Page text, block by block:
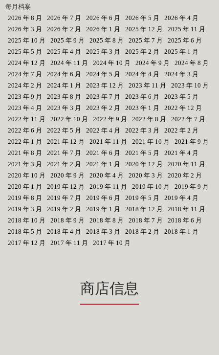
每月档案
2026 年 8 月
2026 年 7 月 2026 年 6 月 2026 年 5 月
2026 年 4 月
2026 年 3 月
2026 年 2 月 2026 年 1 月 2025 年 12 月
2025 年 11 月
2025 年 10 月
2025 年 9 月 2025 年 8 月 2025 年 7 月
2025 年 6 月
2025 年 5 月
2025 年 4 月 2025 年 3 月 2025 年 2 月
2025 年 1 月
2024 年 12 月
2024 年 11 月 2024 年 10 月 2024 年 9 月
2024 年 8 月
2024 年 7 月
2024 年 6 月 2024 年 5 月 2024 年 4 月
2024 年 3 月
2024 年 2 月
2024 年 1 月 2023 年 12 月 2023 年 11 月
2023 年 10 月
2023 年 9 月
2023 年 8 月 2023 年 7 月 2023 年 6 月
2023 年 5 月
2023 年 4 月
2023 年 3 月 2023 年 2 月 2023 年 1 月
2022 年 12 月
2022 年 11 月
2022 年 10 月 2022 年 9 月 2022 年 8 月
2022 年 7 月
2022 年 6 月
2022 年 5 月 2022 年 4 月 2022 年 3 月
2022 年 2 月
2022 年 1 月
2021 年 12 月 2021 年 11 月 2021 年 10 月
2021 年 9 月
2021 年 8 月
2021 年 7 月 2021 年 6 月 2021 年 5 月
2021 年 4 月
2021 年 3 月
2021 年 2 月 2021 年 1 月 2020 年 12 月
2020 年 11 月
2020 年 10 月
2020 年 9 月 2020 年 4 月 2020 年 3 月
2020 年 2 月
2020 年 1 月
2019 年 12 月 2019 年 11 月 2019 年 10 月
2019 年 9 月
2019 年 8 月
2019 年 7 月 2019 年 6 月 2019 年 5 月
2019 年 4 月
2019 年 3 月
2019 年 2 月 2019 年 1 月 2018 年 12 月
2018 年 11 月
2018 年 10 月
2018 年 9 月 2018 年 8 月 2018 年 7 月
2018 年 6 月
2018 年 5 月
2018 年 4 月 2018 年 3 月 2018 年 2 月
2018 年 1 月
2017 年 12 月
2017 年 11 月 2017 年 10 月
商店信息